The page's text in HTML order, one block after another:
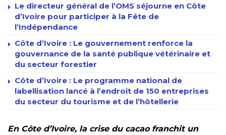
Le directeur général de l’OMS séjourne en Côte
d’Ivoire pour participer à la Fête de
l’Indépendance
Côte d’Ivoire : Le gouvernement renforce la
gouvernance de la santé publique vétérinaire et
du secteur forestier
Côte d’Ivoire : Le programme national de
labellisation lancé à l’endroit de 150 entreprises
du secteur du tourisme et de l’hôtellerie
En Côte d’Ivoire, la crise du cacao franchit un